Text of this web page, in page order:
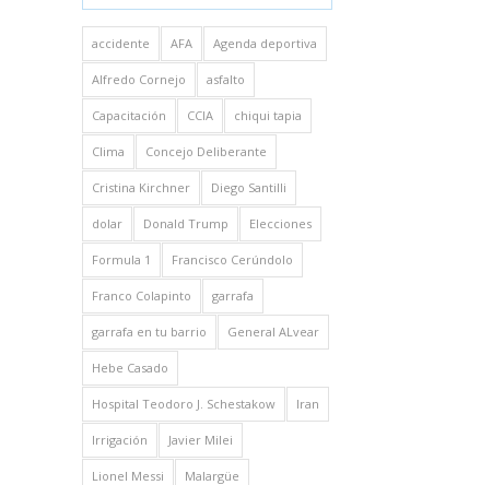
accidente AFA Agenda deportiva
Alfredo Cornejo asfalto
Capacitación CCIA chiqui tapia
Clima Concejo Deliberante
Cristina Kirchner Diego Santilli
dolar Donald Trump Elecciones
Formula 1 Francisco Cerúndolo
Franco Colapinto garrafa
garrafa en tu barrio General ALvear
Hebe Casado
Hospital Teodoro J. Schestakow Iran
Irrigación Javier Milei
Lionel Messi Malargüe